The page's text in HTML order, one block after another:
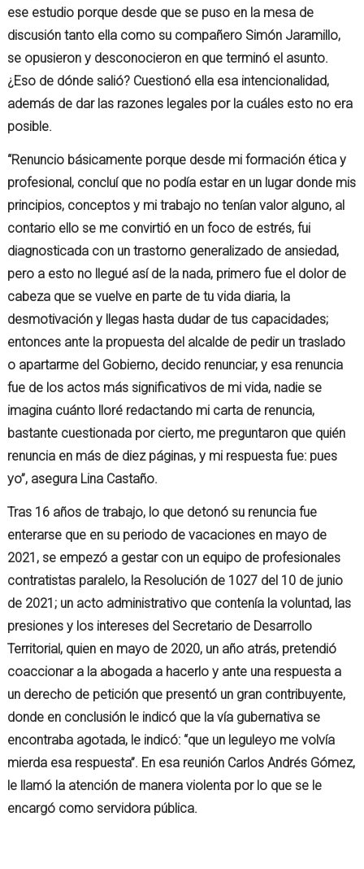
ese estudio porque desde que se puso en la mesa de
discusión tanto ella como su compañero Simón Jaramillo,
se opusieron y desconocieron en que terminó el asunto.
¿Eso de dónde salió? Cuestionó ella esa intencionalidad,
además de dar las razones legales por la cuáles esto no era
posible.
“Renuncio básicamente porque desde mi formación ética y
profesional, concluí que no podía estar en un lugar donde mis
principios, conceptos y mi trabajo no tenían valor alguno, al
contario ello se me convirtió en un foco de estrés, fui
diagnosticada con un trastorno generalizado de ansiedad,
pero a esto no llegué así de la nada, primero fue el dolor de
cabeza que se vuelve en parte de tu vida diaria, la
desmotivación y llegas hasta dudar de tus capacidades;
entonces ante la propuesta del alcalde de pedir un traslado
o apartarme del Gobierno, decido renunciar, y esa renuncia
fue de los actos más significativos de mi vida, nadie se
imagina cuánto lloré redactando mi carta de renuncia,
bastante cuestionada por cierto, me preguntaron que quién
renuncia en más de diez páginas, y mi respuesta fue: pues
yo”, asegura Lina Castaño.
Tras 16 años de trabajo, lo que detonó su renuncia fue
enterarse que en su periodo de vacaciones en mayo de
2021, se empezó a gestar con un equipo de profesionales
contratistas paralelo, la Resolución de 1027 del 10 de junio
de 2021; un acto administrativo que contenía la voluntad, las
presiones y los intereses del Secretario de Desarrollo
Territorial, quien en mayo de 2020, un año atrás, pretendió
coaccionar a la abogada a hacerlo y ante una respuesta a
un derecho de petición que presentó un gran contribuyente,
donde en conclusión le indicó que la vía gubernativa se
encontraba agotada, le indicó: “que un leguleyo me volvía
mierda esa respuesta”. En esa reunión Carlos Andrés Gómez,
le llamó la atención de manera violenta por lo que se le
encargó como servidora pública.